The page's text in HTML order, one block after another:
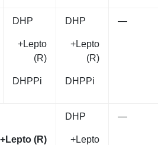
DHP
+Lepto
(R)
DHPPi
DHP
+Lepto
(R)
DHPPi
—
+Lepto (R)
DHP
+Lepto
—